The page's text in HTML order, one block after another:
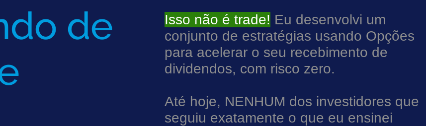
de
Isso não é trade! Eu desenvolvi um
conjunto de estratégias usando Opções
para acelerar o seu recebimento de
dividendos, com risco zero.
Até hoje, NENHUM dos investidores que
seguiu exatamente o que eu ensinei